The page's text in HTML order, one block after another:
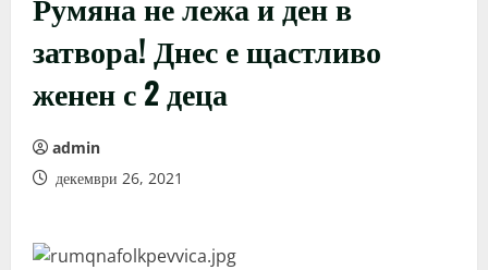
затвора! Днес е щастливо
женен с 2 деца
admin
декември 26, 2021